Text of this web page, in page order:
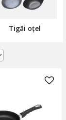
Tigăi oțel